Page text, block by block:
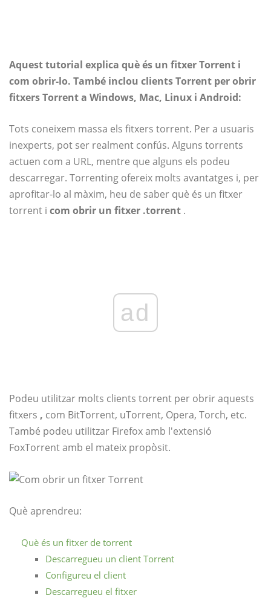
Aquest tutorial explica què és un fitxer Torrent i
com obrir-lo. També inclou clients Torrent per obrir
fitxers Torrent a Windows, Mac, Linux i Android:
Tots coneixem massa els fitxers torrent. Per a usuaris
inexperts, pot ser realment confús. Alguns torrents
actuen com a URL, mentre que alguns els podeu
descarregar. Torrenting ofereix molts avantatges i, per
aprofitar-lo al màxim, heu de saber què és un fitxer
torrent i com obrir un fitxer .torrent .
ad
Podeu utilitzar molts clients torrent per obrir aquests
fitxers , com BitTorrent, uTorrent, Opera, Torch, etc.
També podeu utilitzar Firefox amb l'extensió
FoxTorrent amb el mateix propòsit.
Què aprendreu:
Què és un fitxer de torrent
Descarregueu un client Torrent
Configureu el client
Descarregueu el fitxer